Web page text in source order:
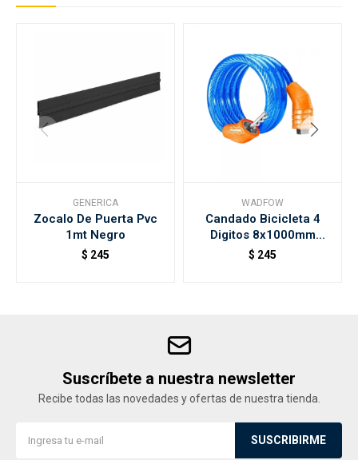
GENERICA
Zocalo De Puerta Pvc
1mt Negro
$ 245
WADFOW
Candado Bicicleta 4
Digitos 8x1000mm
Wadfow
$ 245
Suscríbete a nuestra newsletter
Recibe todas las novedades y ofertas de nuestra tienda.
SUSCRIBIRME